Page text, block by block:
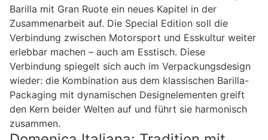
Barilla mit Gran Ruote ein neues Kapitel in der
Zusammenarbeit auf. Die Special Edition soll die
Verbindung zwischen Motorsport und Esskultur weiter
erlebbar machen – auch am Esstisch. Diese
Verbindung spiegelt sich auch im Verpackungsdesign
wieder: die Kombination aus dem klassischen Barilla-
Packaging mit dynamischen Designelementen greift
den Kern beider Welten auf und führt sie harmonisch
zusammen.